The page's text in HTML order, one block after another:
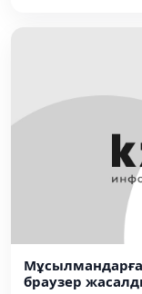
браузер